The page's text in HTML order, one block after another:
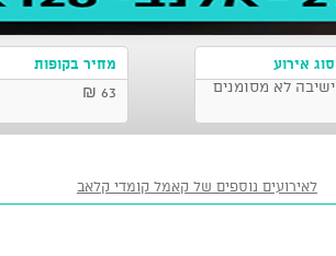
סוג אירוע
ישיבה לא מסומנים
מחיר בקופות
63 ₪
לאירועים נוספים של קאמל קומדי קלאב